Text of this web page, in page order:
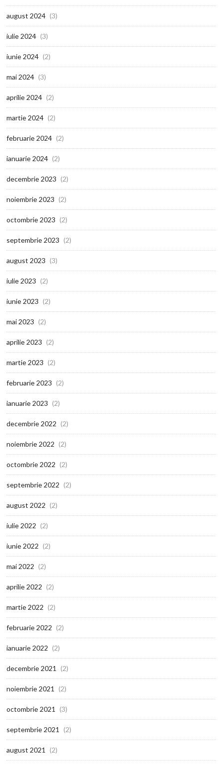
august 2024 (3)
iulie 2024 (3)
iunie 2024 (2)
mai 2024 (3)
aprilie 2024 (2)
martie 2024 (2)
februarie 2024 (2)
ianuarie 2024 (2)
decembrie 2023 (2)
noiembrie 2023 (2)
octombrie 2023 (2)
septembrie 2023 (2)
august 2023 (3)
iulie 2023 (2)
iunie 2023 (2)
mai 2023 (2)
aprilie 2023 (2)
martie 2023 (2)
februarie 2023 (2)
ianuarie 2023 (2)
decembrie 2022 (2)
noiembrie 2022 (2)
octombrie 2022 (2)
septembrie 2022 (2)
august 2022 (2)
iulie 2022 (2)
iunie 2022 (2)
mai 2022 (2)
aprilie 2022 (2)
martie 2022 (2)
februarie 2022 (2)
ianuarie 2022 (2)
decembrie 2021 (2)
noiembrie 2021 (2)
octombrie 2021 (3)
septembrie 2021 (2)
august 2021 (2)